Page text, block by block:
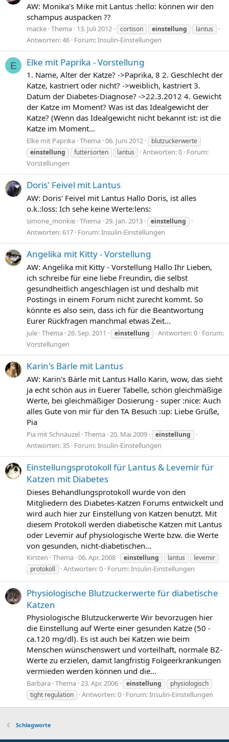
AW: Monika's Mike mit Lantus :hello: können wir den
schampus auspacken ??
macke Thema 13. Juli 2012 cortison einstellung lantus
Antworten: 46 Forum:Insulin-Einstellungen
E Elke mit Paprika - Vorstellung
1. Name, Alter der Katze? ->Paprika, 8 2. Geschlecht der
Katze, kastriert oder nicht? ->weiblich, kastriert 3.
Datum der Diabetes-Diagnose? ->22.3.2012 4. Gewicht
der Katze im Moment? Was ist das Idealgewicht der
Katze? (Wenn das Idealgewicht nicht bekannt ist: ist die
Katze im Moment...
Elke mit Paprika Thema 06. Juni 2012
blutzuckerwerte
einstellung
futtersorten lantus Antworten: 0 Forum:
Vorstellungen
Doris' Feivel mit Lantus
AW: Doris' Feivel mit Lantus Hallo Doris, ist alles
o.k.:loss: Ich sehe keine Werte:lens:
simone_monkie Thema 29. Jan. 2013 einstellung
Antworten: 617 Forum:Insulin-Einstellungen
Angelika mit Kitty - Vorstellung
AW: Angelika mit Kitty - Vorstellung Hallo Ihr Lieben,
ich schreibe für eine liebe Freundin, die selbst
gesundheitlich angeschlagen ist und deshalb mit
Postings in einem Forum nicht zurecht kommt. So
könnte es also sein, dass ich für die Beantwortung
Eurer Rückfragen manchmal etwas Zeit...
jule Thema 26. Sep. 2011 einstellung Antworten: 0 Forum:
Vorstellungen
Karin's Bärle mit Lantus
AW: Karin's Bärle mit Lantus Hallo Karin, wow, das sieht
ja echt schön aus in Euerer Tabelle, schön gleichmäßige
Werte, bei gleichmäßiger Dosierung - super :nice: Auch
alles Gute von mir für den TA Besuch :up: Liebe Grüße,
Pia
Pia mit Schnäuzel Thema 20. Mai 2009 einstellung
Antworten: 35 Forum:Insulin-Einstellungen
Einstellungsprotokoll für Lantus & Levemir für
Katzen mit Diabetes
Dieses Behandlungsprotokoll wurde von den
Mitgliedern des Diabetes-Katzen Forums entwickelt und
wird auch hier zur Einstellung von Katzen benutzt. Mit
diesem Protokoll werden diabetische Katzen mit Lantus
oder Levemir auf physiologische Werte bzw. die Werte
von gesunden, nicht-diabetischen...
Kirsten Thema 06. Apr. 2008 einstellung lantus
levemir
protokoll
Antworten: 0 Forum:Insulin-Einstellungen
Physiologische Blutzuckerwerte für diabetische
Katzen
Physiologische Blutzuckerwerte Wir bevorzugen hier
die Einstellung auf Werte einer gesunden Katze (50 -
ca.120 mg/dl). Es ist auch bei Katzen wie beim
Menschen wünschenswert und vorteilhaft, normale BZ-
Werte zu erzielen, damit langfristig Folgeerkrankungen
vermieden werden können und die...
Barbara Thema 23. Apr. 2006 einstellung
physiologisch
tight regulation
Antworten: 0 Forum:Insulin-Einstellungen
Schlagworte